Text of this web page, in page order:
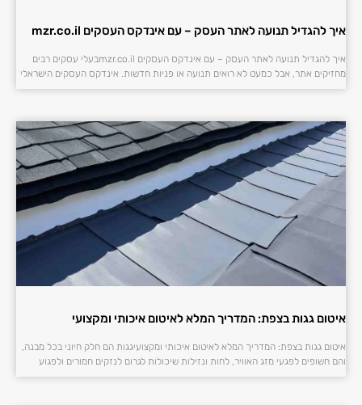
איך להגדיל תנועה לאתר העסק – עם אינדקס העסקים mzr.co.il
איך להגדיל תנועה לאתר העסק – עם אינדקס העסקים mzr.co.ilבעלי עסקים רבים
מחזיקים אתר, אבל כמעט לא רואים תנועה או פניות חדשות. אינדקס העסקים הישראלי
איטום גגות בצפת: המדריך המלא לאיטום איכותי ומקצועי
איטום גגות בצפת: המדריך המלא לאיטום איכותי ומקצועיגגות הם חלק חיוני בכל מבנה,
והם חשופים לפגעי מזג האוויר, לחות ונזילות שיכולות לגרום לנזקים חמורים ולפגוע